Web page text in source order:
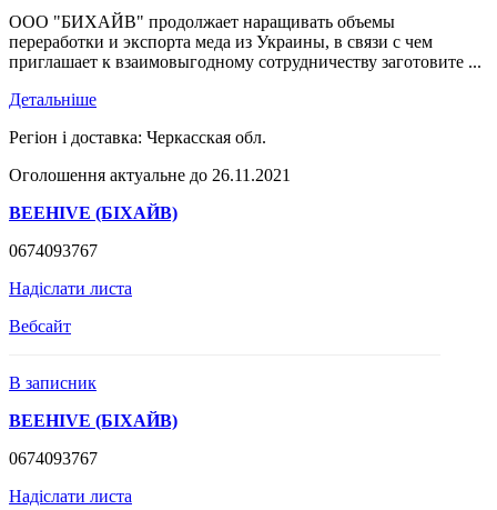
ООО "БИХАЙВ" продолжает наращивать объемы
переработки и экспорта меда из Украины, в связи с чем
приглашает к взаимовыгодному сотрудничеству заготовите ...
Детальніше
Регіон і доставка: Черкасская обл.
Оголошення актуальне до 26.11.2021
BEEHIVE (БІХАЙВ)
0674093767
Надіслати листа
Вебсайт
В записник
BEEHIVE (БІХАЙВ)
0674093767
Надіслати листа